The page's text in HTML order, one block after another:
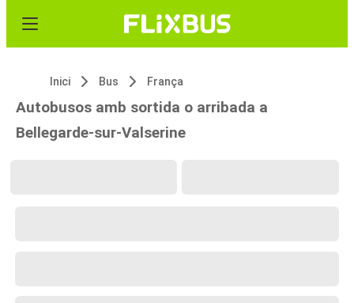
Inici Bus França
Autobusos amb sortida o arribada a
Bellegarde-sur-Valserine